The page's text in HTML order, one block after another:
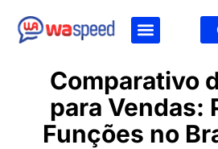
Comparativo
para Vendas:
Funções no